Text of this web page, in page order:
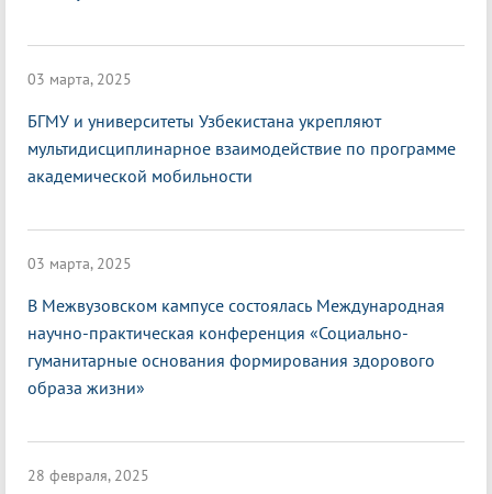
03 марта, 2025
БГМУ и университеты Узбекистана укрепляют
мультидисциплинарное взаимодействие по программе
академической мобильности
03 марта, 2025
В Межвузовском кампусе состоялась Международная
научно-практическая конференция «Социально-
гуманитарные основания формирования здорового
образа жизни»
28 февраля, 2025